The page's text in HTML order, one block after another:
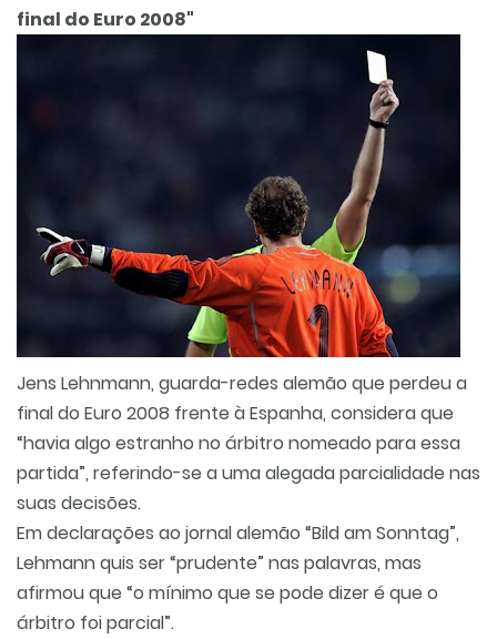
final do Euro 2008"
Jens Lehnmann, guarda-redes alemão que perdeu a
final do Euro 2008 frente à Espanha, considera que
“havia algo estranho no árbitro nomeado para essa
partida”, referindo-se a uma alegada parcialidade nas
suas decisões.
Em declarações ao jornal alemão “Bild am Sonntag”,
Lehmann quis ser “prudente” nas palavras, mas
afirmou que “o mínimo que se pode dizer é que o
árbitro foi parcial”.